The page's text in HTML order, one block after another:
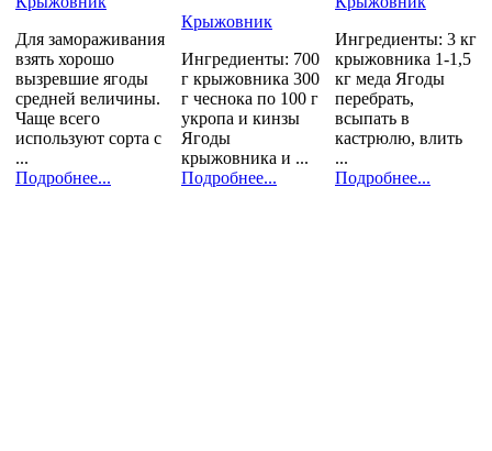
Для замораживания
взять хорошо
вызревшие ягоды
средней величины.
Чаще всего
используют сорта с
...
Подробнее...
Крыжовник
Ингредиенты: 700
г крыжовника 300
г чеснока по 100 г
укропа и кинзы
Ягоды
крыжовника и ...
Подробнее...
Ингредиенты: 3 кг
крыжовника 1-1,5
кг меда Ягоды
перебрать,
всыпать в
кастрюлю, влить
...
Подробнее...